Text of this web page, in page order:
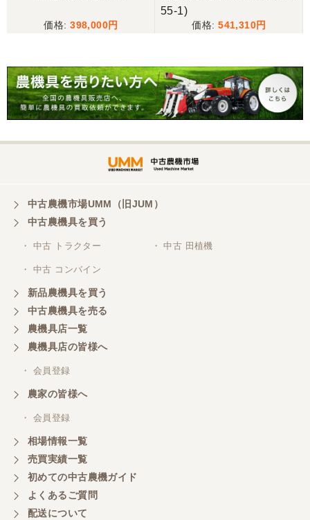
対応が良く、機械も良いようです。
東京都／購入者
東京都／がーさん
その日に評価しましたが届いてませんか？ 届いてな
ければ再度送信しますが。 大橋粉砕機です。
東京都／がーさん
なんだかんだ積み込みまでして頂き助かりました！
東京都／おちゃ
東京都／あきら
いいたします。
東京都／もっくん
担当者さんの対応が素晴らしい！ とても気分の良
398,000
55-1)
541,310
中古農機市場UMM（旧JUM）
中古農機具を買う
・ 中古 トラクター ・ 中古 田植機
・ 中古 コンバイン
新品農機具を買う
中古農機具を売る
農機具店一覧
農機具店の皆様へ
・ 会員登録
農家の皆様へ
・ 会員登録
相場情報一覧
売買実績一覧
初めての中古農機ガイド
よくあるご質問
配送について